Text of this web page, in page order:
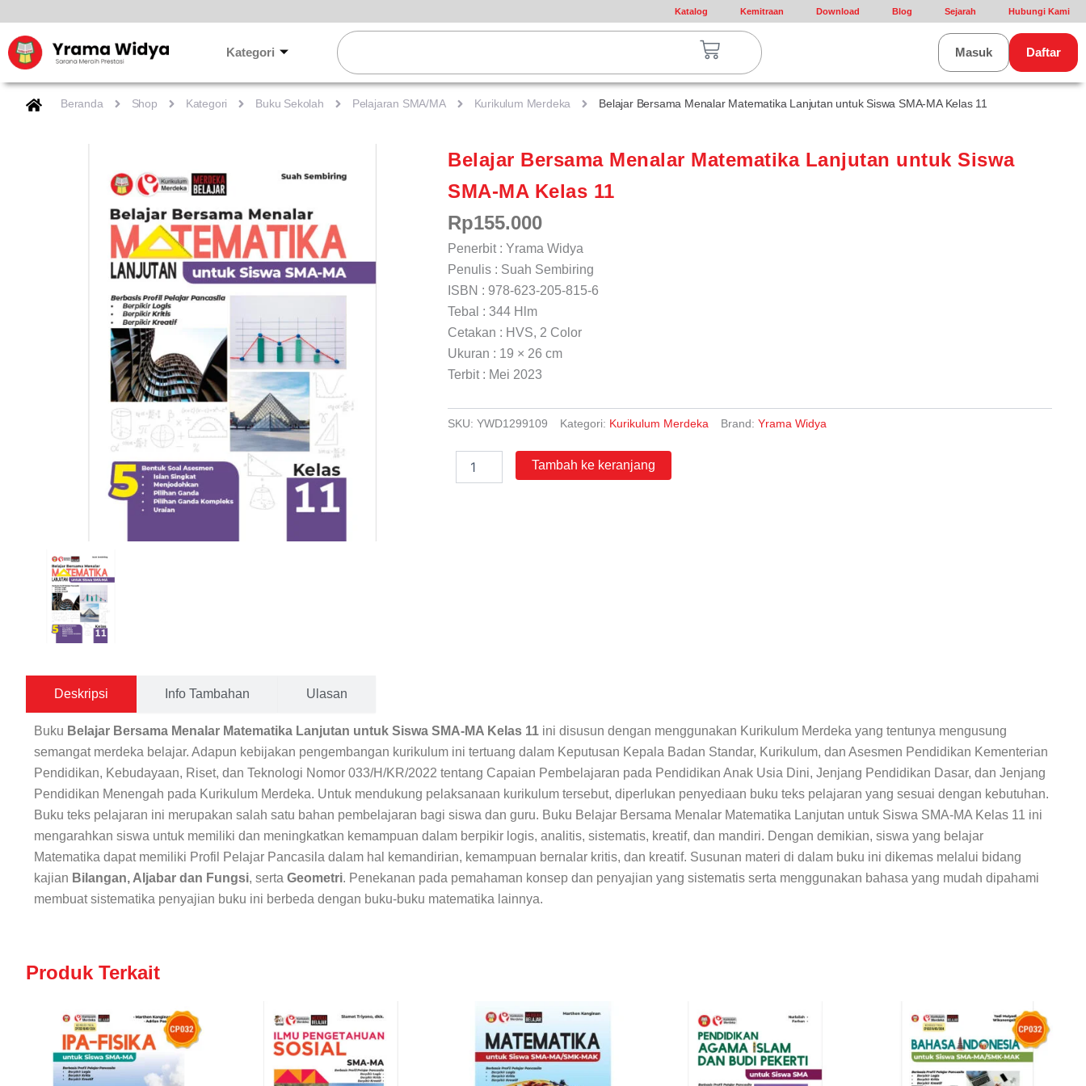
konten
Katalog Kemitraan Download Blog Sejarah Hubungi Kami
Kategori
Search Cart Daftar
Masuk
Beranda Shop Kategori Buku Sekolah Pelajaran SMA/MA Kurikulum Merdeka Belajar Bersama Menalar Matematika Lanjutan untuk Siswa SMA-MA Kelas 11
Belajar Bersama Menalar Matematika Lanjutan untuk Siswa
SMA-MA Kelas 11
Rp155.000
Penerbit : Yrama Widya
Penulis : Suah Sembiring
ISBN : 978-623-205-815-6
Tebal : 344 Hlm
Cetakan : HVS, 2 Color
Ukuran : 19 × 26 cm
Terbit : Mei 2023
SKU: YWD1299109 Kategori: Kurikulum Merdeka Brand: Yrama Widya
Belajar
Tambah ke keranjang
Deskripsi Info Tambahan Ulasan
Buku Belajar Bersama Menalar Matematika Lanjutan untuk Siswa SMA-MA Kelas 11 ini disusun dengan menggunakan Kurikulum Merdeka yang tentunya mengusung
semangat merdeka belajar. Adapun kebijakan pengembangan kurikulum ini tertuang dalam Keputusan Kepala Badan Standar, Kurikulum, dan Asesmen Pendidikan Kementerian
Pendidikan, Kebudayaan, Riset, dan Teknologi Nomor 033/H/KR/2022 tentang Capaian Pembelajaran pada Pendidikan Anak Usia Dini, Jenjang Pendidikan Dasar, dan Jenjang
Pendidikan Menengah pada Kurikulum Merdeka. Untuk mendukung pelaksanaan kurikulum tersebut, diperlukan penyediaan buku teks pelajaran yang sesuai dengan kebutuhan.
Buku teks pelajaran ini merupakan salah satu bahan pembelajaran bagi siswa dan guru. Buku Belajar Bersama Menalar Matematika Lanjutan untuk Siswa SMA-MA Kelas 11 ini
mengarahkan siswa untuk memiliki dan meningkatkan kemampuan dalam berpikir logis, analitis, sistematis, kreatif, dan mandiri. Dengan demikian, siswa yang belajar
Matematika dapat memiliki Profil Pelajar Pancasila dalam hal kemandirian, kemampuan bernalar kritis, dan kreatif. Susunan materi di dalam buku ini dikemas melalui bidang
kajian Bilangan, Aljabar dan Fungsi, serta Geometri. Penekanan pada pemahaman konsep dan penyajian yang sistematis serta menggunakan bahasa yang mudah dipahami
membuat sistematika penyajian buku ini berbeda dengan buku-buku matematika lainnya.
Produk Terkait